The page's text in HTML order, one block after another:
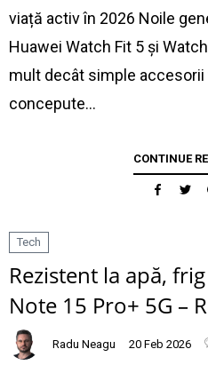
viață activ în 2026 Noile
Huawei Watch Fit 5 și
mult decât simple
concepute…
CONTINUE
Tech
Rezistent la apă,
Note 15 Pro+ 5G –
Radu Neagu 20 Feb 2026